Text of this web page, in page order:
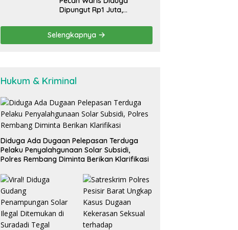
Dipungut Rp1 Juta,
Boja Jadi Sorotan Publik
Selengkapnya
Hukum & Kriminal
Diduga Ada Dugaan Pelepasan Terduga
Pelaku Penyalahgunaan Solar Subsidi,
Polres Rembang Diminta Berikan Klarifikasi